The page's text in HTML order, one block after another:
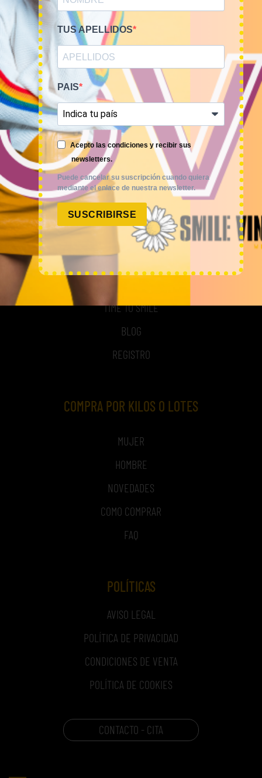
Smile Vintage es una empresa mayorista con una amplia
trayectoria internacional que cuenta con un equipo
experimentado y especializado en el sector de la moda.
MI CUENTA
ACCESO A MI CUENTA
TIME TO SMILE
BLOG
REGISTRO
COMPRA POR KILOS O LOTES
MUJER
HOMBRE
NOVEDADES
COMO COMPRAR
FAQ
POLÍTICAS
AVISO LEGAL
POLÍTICA DE PRIVACIDAD
CONDICIONES DE VENTA
POLÍTICA DE COOKIES
CONTACTO - CITA
TUS APELLIDOS
PAIS
Acepto las condiciones y recibir sus
newsletters.
Puede cancelar su suscripción cuando quiera
mediante el enlace de nuestra newsletter.
SUSCRIBIRSE